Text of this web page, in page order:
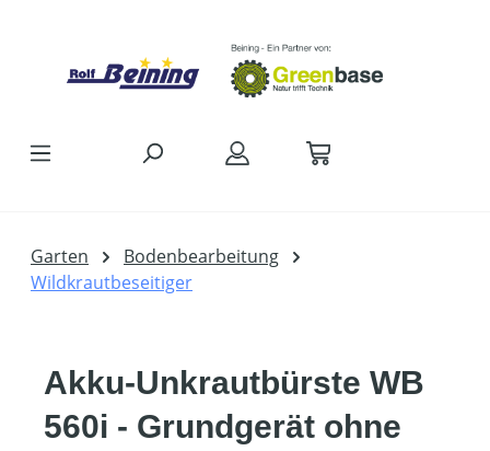
Garten
Bodenbearbeitung
Wildkrautbeseitiger
Akku-Unkrautbürste WB
560i - Grundgerät ohne